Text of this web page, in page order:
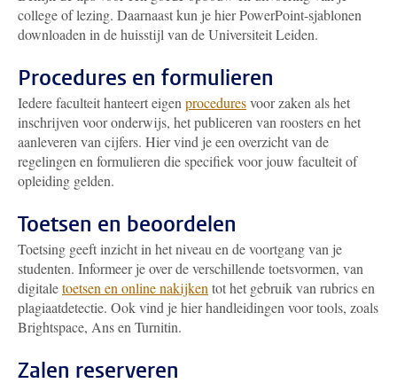
college of lezing. Daarnaast kun je hier PowerPoint-sjablonen
downloaden in de huisstijl van de Universiteit Leiden.
Procedures en formulieren
Iedere faculteit hanteert eigen proceduresvoor zaken als het
inschrijven voor onderwijs, het publiceren van roosters en het
aanleveren van cijfers. Hier vind je een overzicht van de
regelingen en formulieren die specifiek voor jouw faculteit of
opleiding gelden.
Toetsen en beoordelen
Toetsing geeft inzicht in het niveau en de voortgang van je
studenten. Informeer je over de verschillende toetsvormen, van
digitaletoetsen en online nakijken tot het gebruik van rubrics en
plagiaatdetectie. Ook vind je hier handleidingen voor tools, zoals
Brightspace, Ans en Turnitin.
Zalen reserveren